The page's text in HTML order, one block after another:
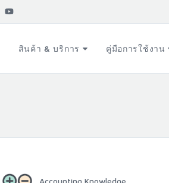
สินค้า & บริการ คู่มือการใช้งาน
Accounting Knowledge